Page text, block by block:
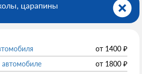
царапины
от 1400 ₽
автомобиле
от 1800 ₽